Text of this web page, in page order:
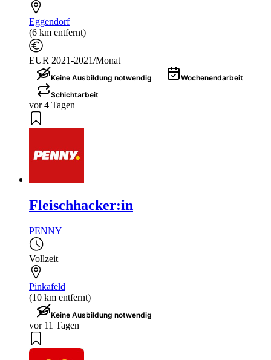
Eggendorf
(6 km entfernt)
EUR 2021-2021/Monat
Keine Ausbildung notwendig
Wochenendarbeit
Schichtarbeit
vor 4 Tagen
Fleischhacker:in
PENNY
Vollzeit
Pinkafeld
(10 km entfernt)
Keine Ausbildung notwendig
vor 11 Tagen